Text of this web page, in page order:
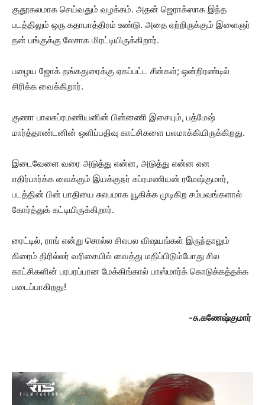
குதூகலமாக செய்வதும் வழக்கம். அதன் ஜெராக்ஸாக இந்த
படத்திலும் ஒரு கதாபாத்திரம் உண்டு. அதை ஏற்றிருக்கும் இளைஞர்
தன் பங்குக்கு லேசாக மிரட்டியிருக்கிறார்.
பழைய ஜோக் தங்கதுரைக்கு ஏகப்பட்ட சீன்கள்; ஒன்றிரண்டில்
சிரிக்க வைக்கிறார்.
குணா பாலசுப்ரமணியனின் பின்னணி இசையும், பத்மேஷ்
மார்த்தாண்டனின் ஒளிப்பதிவு காட்சிகளை பலமாக்கியிருக்கிறது.
இடைவேளை வரை அடுத்து என்ன, அடுத்து என்ன என
எதிர்பார்க்க வைக்கும் இயக்குநர் சுப்ரமணியன் ரமேஷ்குமார்,
படத்தின் பின் பாதியை சுலபமாக யூகிக்க முடிகிற சம்பவங்களால்
கோர்த்துக் கட்டியிருக்கிறார்.
ரைட்டில், ராங் என்று சொல்ல சிலபல விஷயங்கள் இருந்தாலும்
கிரைம் திரில்லர் வரிசையில் வைத்து மதிப்பிடும்போது சில
காட்சிகளின் பரபரப்பான மேக்கிங்கால் பாஸ்மார்க் கொடுக்கத்தக்க
படைப்பாகிறது!
-சு.கணேஷ்குமார்